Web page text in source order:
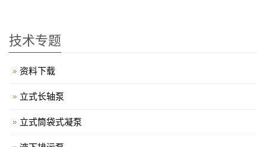
技术专题
资料下载
立式长轴泵
立式筒袋式凝泵